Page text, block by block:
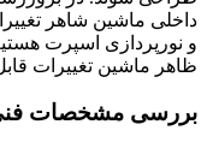
داخلی ماشین شاهر
و نورپردازی اسپرت
ظاهر ماشین تغییرات
بررسی مشخصات